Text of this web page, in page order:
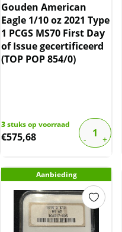
Gouden American
Eagle 1/10 oz 2021 Type
1 PCGS MS70 First Day
of Issue gecertificeerd
(TOP POP 854/0)
3stuks op voorraad
€575,68
Aanbieding